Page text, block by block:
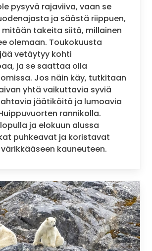
pysyvä rajaviiva, vaan se
ja säästä riippuen,
mitään takeita siitä, millainen
olemaan. Toukokuusta
vetäytyy kohti
ja se saattaa olla
Jos näin käy, tutkitaan
yhtä vaikuttavia syviä
jäätiköitä ja lumoavia
rannikolla.
ja elokuun alussa
puhkeavat ja koristavat
kauneuteen.